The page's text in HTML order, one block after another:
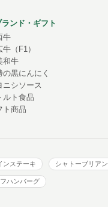
ランド・ギフト
牛
牛（F1）
和牛
の黒にんにく
ニシソース
ルト食品
ト商品
ンステーキ シャトーブリアン
ハンバーグ